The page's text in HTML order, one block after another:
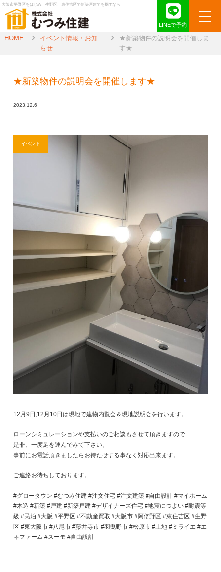
大阪市平野区をはじめ、生野区、東住吉区で新築戸建てを探すなら
LINEで予約
HOME
イベント情報・お知
らせ
★新築物件の説明会を開催しま
す★
★新築物件の説明会を開催します★
2023.12.6
イベント
12月9日,12月10日は現地で建物内覧会＆現地説明会を行います。
ローンシミュレーションや支払いのご相談もさせて頂きますので
是非、一度足を運んでみて下さい。
事前にお電話頂きましたらお待たせする事なく対応出来ます。
ご連絡お待ちしております。
#グロータウン #むつみ住建 #注文住宅 #注文建築 #自由設計 #マイホーム
#木造 #新築 #戸建 #新築戸建 #デザイナーズ住宅 #地震につよい #耐震等
級 #民泊 #大阪 #平野区 #不動産買取 #大阪市 #阿倍野区 #東住吉区 #生野
区 #東大阪市 #八尾市 #藤井寺市 #羽曳野市 #松原市 #土地 #ミライエ #エ
ネファーム #スーモ #自由設計